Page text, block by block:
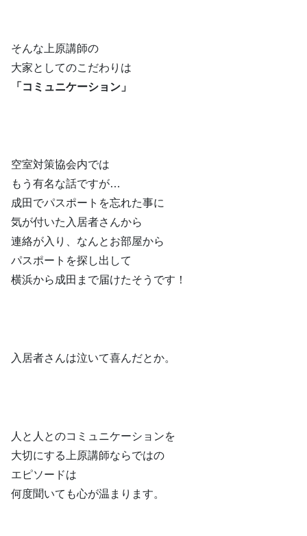
そんな上原講師の
大家としてのこだわりは
「コミュニケーション」
空室対策協会内では
もう有名な話ですが…
成田でパスポートを忘れた事に
気が付いた入居者さんから
連絡が入り、なんと お部屋から
パスポートを探し出して
横浜から成田まで届けたそうです！
入居者さんは泣いて喜んだとか。
人と人とのコミュニケーションを
大切にする上原講師ならではの
エピソードは
何度聞いても心が温まります。